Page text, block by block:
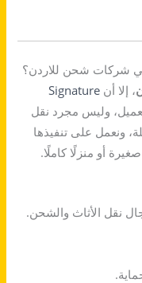
، إلا أنSignature
وليس مجرد نقل
ونعمل على تنفيذها
أو منزلًا كاملًا.
نقل الأثاث والشحن.